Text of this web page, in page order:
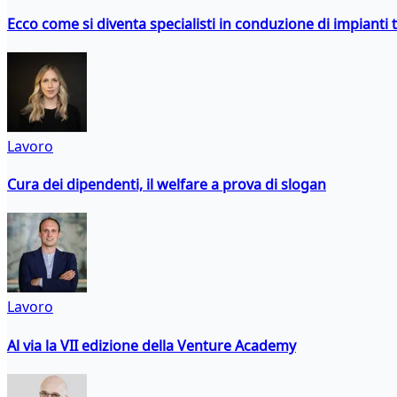
Ecco come si diventa specialisti in conduzione di impianti
Lavoro
Cura dei dipendenti, il welfare a prova di slogan
Lavoro
Al via la VII edizione della Venture Academy